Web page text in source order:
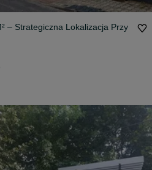
– Strategiczna Lokalizacja Przy